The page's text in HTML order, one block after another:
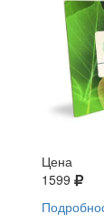
Цена
1599